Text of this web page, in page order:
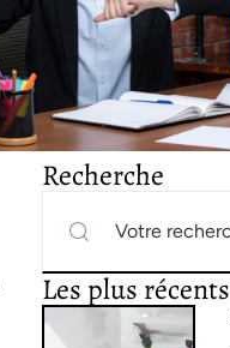
Recherche
Les plus récents